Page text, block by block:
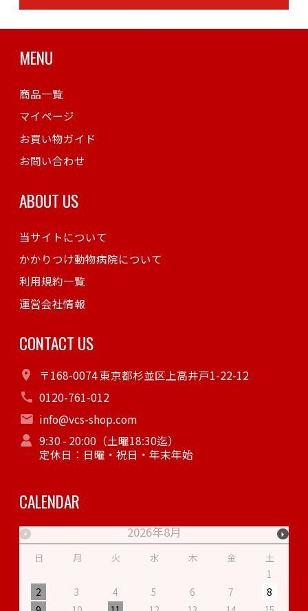
MENU
商品一覧
マイページ
お買い物ガイド
お問い合わせ
ABOUT US
当サイトについて
かかりつけ動物病院について
利用規約一覧
運営会社情報
CONTACT US
〒168-0074 東京都杉並区上高井戸1-22-12
0120-761-012
info@vcs-shop.com
9:30 - 20:00（土曜18:30迄）
定休日：日曜・祝日・年末年始
CALENDAR
2026年8月
日 月 火 水 木 金
土
1
2
3 4 5 6 7
8